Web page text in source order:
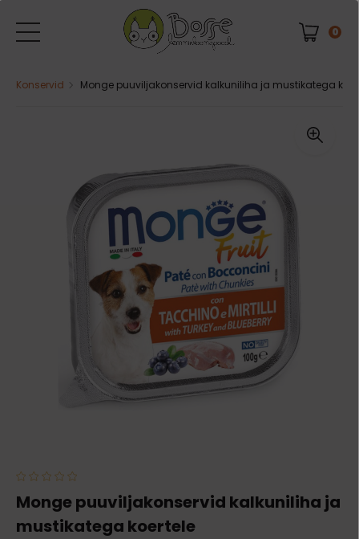
0
Konservid Monge puuviljakonservid kalkuniliha ja mustikatega
Monge puuviljakonservid kalkuniliha ja
mustikatega koertele